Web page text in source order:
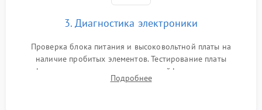
3. Диагностика электроники
Проверка блока питания и высоковольтной платы на
наличие пробитых элементов. Тестирование платы
форматирования, целостности шлейфов, контактов
картриджа и оптопар (датчиков прохождения и наличия
Подробнее